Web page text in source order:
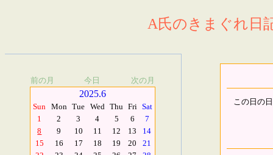
A氏のきまぐれ日
前の月 今日 次の月
2025.6
Sun Mon Tue Wed Thu Fri Sat
1
2 3 4 5 6
7
8
9 10 11 12 13
14
15
16 17 18 19 20
21
この日の